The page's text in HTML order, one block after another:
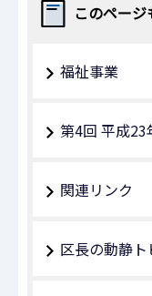
このペー
福祉事業
第4回 平成
関連リンク
区長の動静ト